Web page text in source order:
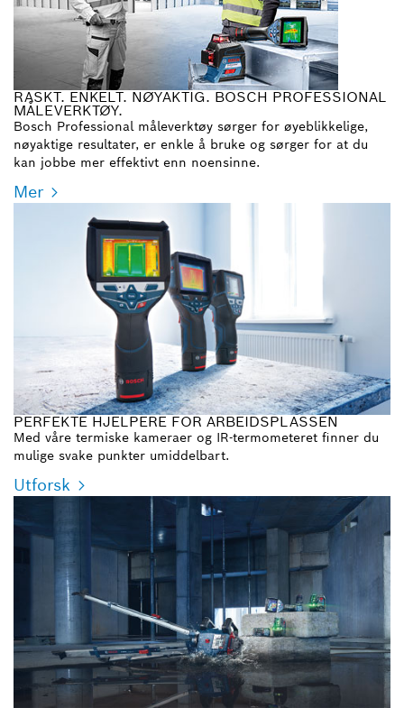
RASKT. ENKELT. NØYAKTIG. BOSCH PROFESSIONAL
MÅLEVERKTØY.
Bosch Professional måleverktøy sørger for øyeblikkelige,
nøyaktige resultater, er enkle å bruke og sørger for at du
kan jobbe mer effektivt enn noensinne.
Mer
PERFEKTE HJELPERE FOR ARBEIDSPLASSEN
Med våre termiske kameraer og IR-termometeret finner du
mulige svake punkter umiddelbart.
Utforsk